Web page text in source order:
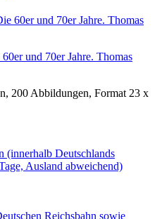
und 70er Jahre. Thomas
200 Abbildungen, Format 23 x
(innerhalb Deutschlands
Ausland abweichend)